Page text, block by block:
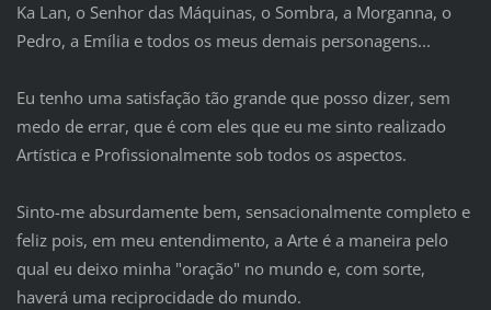
Ka Lan, o Senhor das Máquinas, o Sombra, a Morganna, o
Pedro, a Emília e todos os meus demais personagens...
Eu tenho uma satisfação tão grande que posso dizer, sem
medo de errar, que é com eles que eu me sinto realizado
Artística e Profissionalmente sob todos os aspectos.
Sinto-me absurdamente bem, sensacionalmente completo e
feliz pois, em meu entendimento, a Arte é a maneira pelo
qual eu deixo minha "oração" no mundo e, com sorte,
haverá uma reciprocidade do mundo.